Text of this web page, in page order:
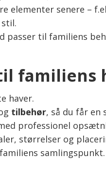
elementer senere –
passer til familiens
familiens
haver.
tilbehør, så du får en
professionel
størrelser og
samlingspunkt.